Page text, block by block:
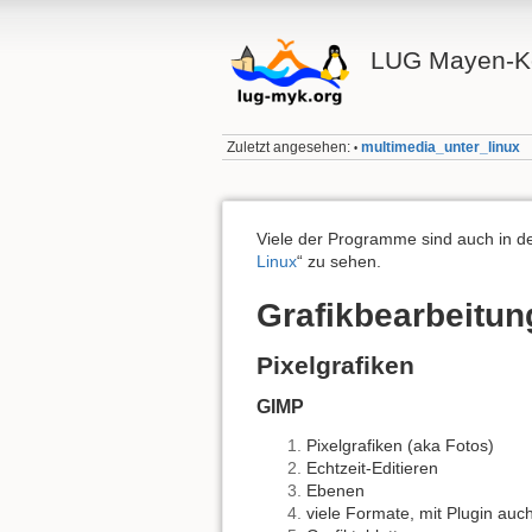
LUG Mayen-
Zuletzt angesehen: • multimedia_unter_linux
Viele der Programme sind auch in
Linux“ zu sehen.
Pixelgrafiken
GIMP
Pixelgrafiken (aka Fotos)
Echtzeit-Editieren
Ebenen
viele Formate, mit Plugin